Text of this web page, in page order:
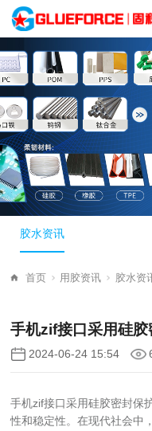
胶水资讯
首页 用胶资讯 胶水资
手机zif接口采用硅胶
2024-06-24 15:54
手机zif接口采用硅胶密封保
性和稳定性。在现代社会中